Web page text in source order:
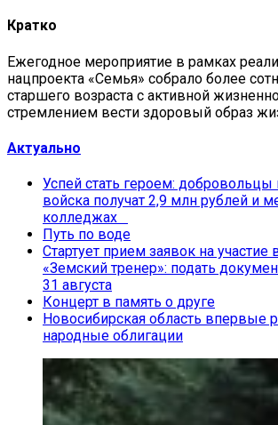
Кратко
Ежегодное мероприятие в рамках
нацпроекта «Семья» собрало более
старшего возраста с активной
стремлением вести здоровый образ
Актуально
Успей стать героем:
войска получат 2,9 млн рублей и
колледжах
Путь по воде
Стартует прием заявок на
«Земский тренер»: подать
31 августа
Концерт в память о друге
Новосибирская область впервые
народные облигации